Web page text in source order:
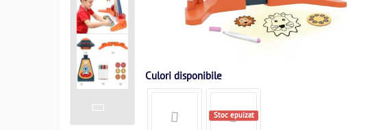
Culori disponibile
Stoc epuizat